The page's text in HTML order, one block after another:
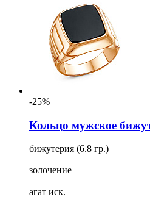
-25%
Кольцо мужское
бижутерия (6.8 гр.)
золочение
агат иск.